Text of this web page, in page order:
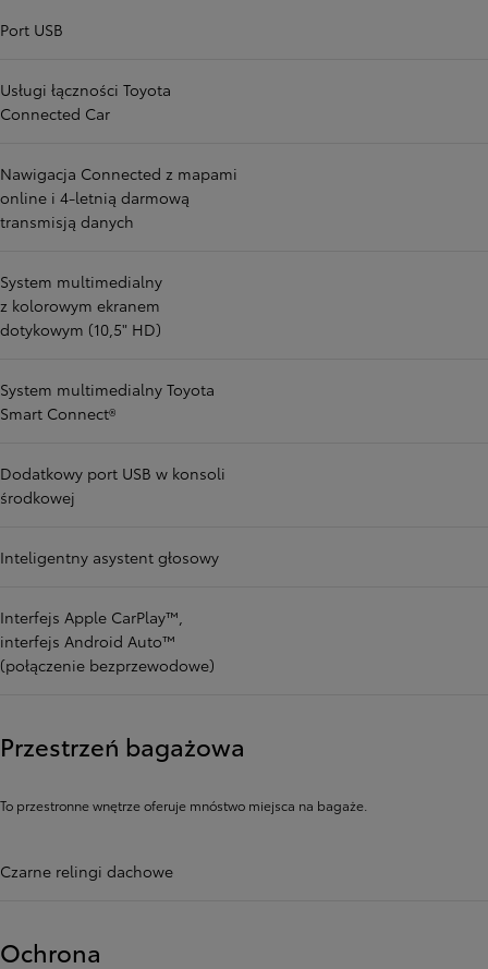
Port USB
Usługi łączności Toyota
Connected Car
Nawigacja Connected z mapami
online i 4-letnią darmową
transmisją danych
System multimedialny
z kolorowym ekranem
dotykowym (10,5" HD)
System multimedialny Toyota
Smart Connect®
Dodatkowy port USB w konsoli
środkowej
Inteligentny asystent głosowy
Interfejs Apple CarPlay™,
interfejs Android Auto™
(połączenie bezprzewodowe)
Przestrzeń bagażowa
To przestronne wnętrze oferuje mnóstwo miejsca na bagaże.
Czarne relingi dachowe
Ochrona